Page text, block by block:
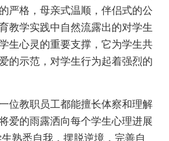
严格，母亲式温顺，伴侣式的公
教学实践中自然流露出的对学生
生心灵的重要支撑，它为学生共
的示范，对学生行为起着强烈的
教职员工都能擅长体察和理解
爱的雨露洒向每个学生心理进展
熟悉自我，摆脱逆境，完善自